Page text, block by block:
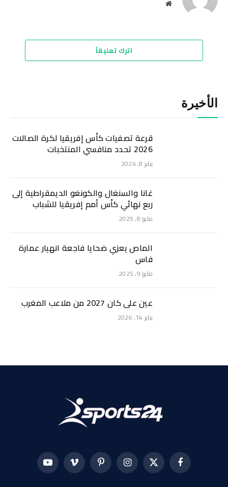
موقع
اترك تعليقاً
الأخيرة
قرعة تصفيات كأس إفريقيا لكرة الصالات
2026 تحدد منافسي المنتخبات
يناير 8, 2026
غانا والسنغال والكونغو الديمقراطية إلى
ربع نهائي كأس أمم إفريقيا للشباب
مايو 8, 2025
الماص يعزي ضحايا فاجعة انهيار عمارة
فاس
مايو 9, 2025
عين على كان 2027 من ملاعب المغرب
يناير 14, 2026
فيسبوك X
(Twitter)
الانستغرامبينتيريستفيميو يوتيوب